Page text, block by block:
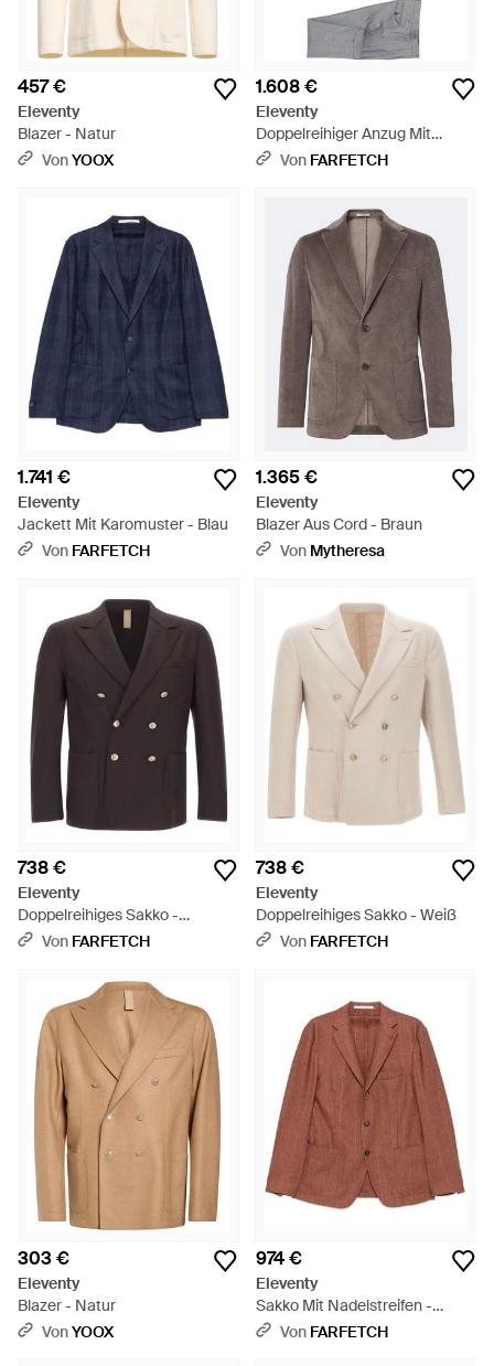
457 €
Eleventy
Blazer - Natur
VonYOOX
1.608 €
Eleventy
Doppelreihiger Anzug Mit
Steigendem Revers - Grau
Von FARFETCH
1.741 €
Eleventy
Jackett Mit Karomuster - Blau
Von FARFETCH
1.365 €
Eleventy
Blazer Aus Cord - Braun
Von Mytheresa
738 €
Eleventy
Doppelreihiges Sakko -
Schwarz
Von FARFETCH
738 €
Eleventy
Doppelreihiges Sakko - Weiß
Von FARFETCH
303 €
Eleventy
Blazer - Natur
VonYOOX
974 €
Eleventy
Sakko Mit Nadelstreifen -
Braun
Von FARFETCH